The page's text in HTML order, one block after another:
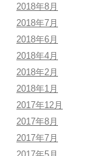
2018年8月
2018年7月
2018年6月
2018年4月
2018年2月
2018年1月
2017年12月
2017年8月
2017年7月